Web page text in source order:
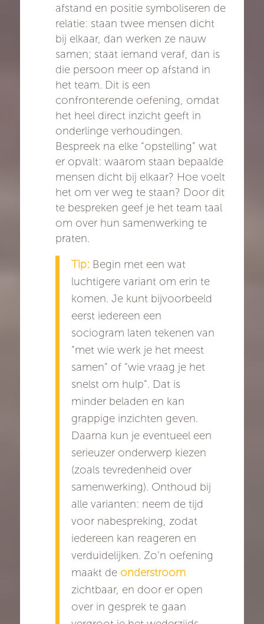
afstand en positie symboliseren de
relatie: staan twee mensen dicht
bij elkaar, dan werken ze nauw
samen; staat iemand veraf, dan is
die persoon meer op afstand in
het team. Dit is een
confronterende oefening, omdat
het heel direct inzicht geeft in
onderlinge verhoudingen.
Bespreek na elke “opstelling” wat
er opvalt: waarom staan bepaalde
mensen dicht bij elkaar? Hoe voelt
het om ver weg te staan? Door dit
te bespreken geef je het team taal
om over hun samenwerking te
praten.
Tip: Begin met een wat
luchtigere variant om erin te
komen. Je kunt bijvoorbeeld
eerst iedereen een
sociogram laten tekenen van
“met wie werk je het meest
samen” of “wie vraag je het
snelst om hulp”. Dat is
minder beladen en kan
grappige inzichten geven.
Daarna kun je eventueel een
serieuzer onderwerp kiezen
(zoals tevredenheid over
samenwerking). Onthoud bij
alle varianten: neem de tijd
voor nabespreking, zodat
iedereen kan reageren en
verduidelijken. Zo’n oefening
maakt de onderstroom
zichtbaar, en door er open
over in gesprek te gaan